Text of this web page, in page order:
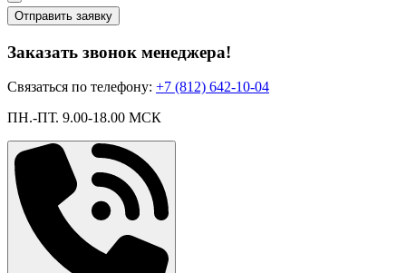
Отправить заявку
Заказать звонок менеджера!
Связаться по телефону: +7 (812) 642-10-04
ПН.-ПТ. 9.00-18.00 МСК